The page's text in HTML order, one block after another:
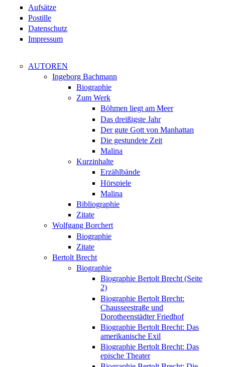
Aufsätze
Postille
Datenschutz
Impressum
AUTOREN
Ingeborg Bachmann
Biographie
Zum Werk
Böhmen liegt am Meer
Das dreißigste Jahr
Der gute Gott von Manhattan
Die gestundete Zeit
Malina
Kurzinhalte
Erzählbände
Hörspiele
Malina
Bibliographie
Zitate
Wolfgang Borchert
Biographie
Zitate
Bertolt Brecht
Biographie
Biographie Bertolt Brecht (Seite
2)
Biographie Bertolt Brecht:
Chausseestraße und
Dorotheenstädter Friedhof
Biographie Bertolt Brecht: Das
amerikanische Exil
Biographie Bertolt Brecht: Das
epische Theater